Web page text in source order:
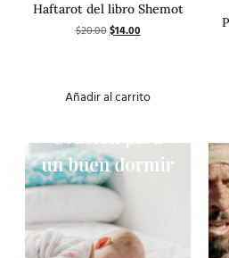
Haftarot del libro Shemot
$20.00$14.00
Añadir al carrito